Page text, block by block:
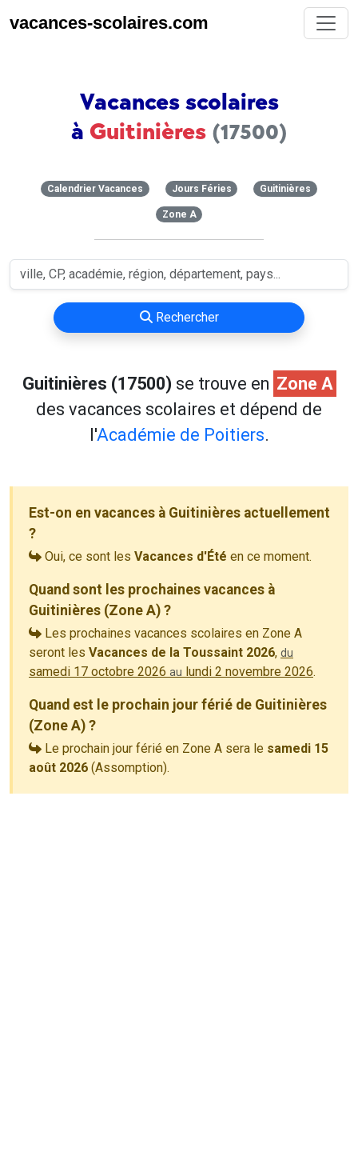
vacances-scolaires.com
Vacances scolaires
à Guitinières (17500)
Calendrier Vacances Jours Féries Guitinières
Zone A
Rechercher
Guitinières (17500) se trouve en Zone A
des vacances scolaires et dépend de
l'Académie de Poitiers.
Est-on en vacances à Guitinières actuellement
?
Oui, ce sont les Vacances d'Été en ce moment.
Quand sont les prochaines vacances à
Guitinières (Zone A) ?
Les prochaines vacances scolaires en Zone A
seront les Vacances de la Toussaint 2026, du
samedi 17 octobre 2026 au lundi 2 novembre 2026.
Quand est le prochain jour férié de Guitinières
(Zone A) ?
Le prochain jour férié en Zone A sera le samedi 15
août 2026 (Assomption).